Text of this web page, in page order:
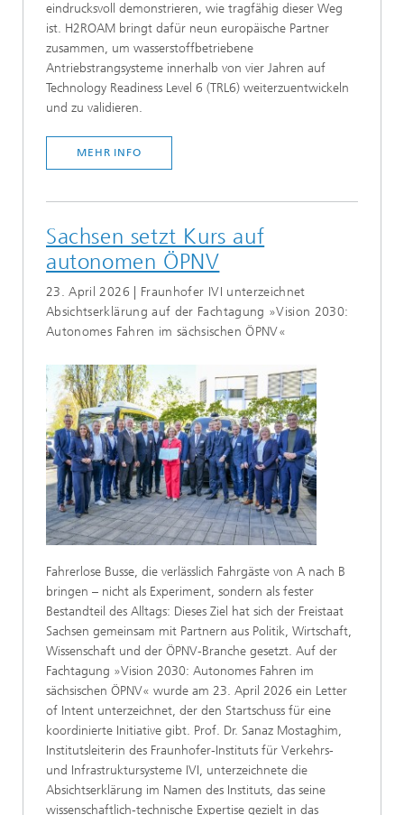
eindrucksvoll demonstrieren, wie tragfähig dieser Weg
ist. H2ROAM bringt dafür neun europäische Partner
zusammen, um wasserstoffbetriebene
Antriebstrangsysteme innerhalb von vier Jahren auf
Technology Readiness Level 6 (TRL6) weiterzuentwickeln
und zu validieren.
MEHR INFO
Sachsen setzt Kurs auf
autonomen ÖPNV
23. April 2026 | Fraunhofer IVI unterzeichnet
Absichtserklärung auf der Fachtagung »Vision 2030:
Autonomes Fahren im sächsischen ÖPNV«
Fahrerlose Busse, die verlässlich Fahrgäste von A nach B
bringen – nicht als Experiment, sondern als fester
Bestandteil des Alltags: Dieses Ziel hat sich der Freistaat
Sachsen gemeinsam mit Partnern aus Politik, Wirtschaft,
Wissenschaft und der ÖPNV-Branche gesetzt. Auf der
Fachtagung »Vision 2030: Autonomes Fahren im
sächsischen ÖPNV« wurde am 23. April 2026 ein Letter
of Intent unterzeichnet, der den Startschuss für eine
koordinierte Initiative gibt. Prof. Dr. Sanaz Mostaghim,
Institutsleiterin des Fraunhofer-Instituts für Verkehrs-
und Infrastruktursysteme IVI, unterzeichnete die
Absichtserklärung im Namen des Instituts, das seine
wissenschaftlich-technische Expertise gezielt in das